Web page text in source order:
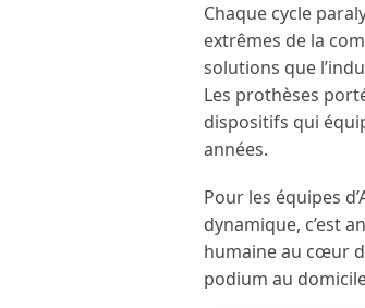
Chaque cycle
extrêmes de la
solutions que
Les prothèses
dispositifs qui
années.
Pour les équipes
dynamique, c’est
humaine au cœur
podium au